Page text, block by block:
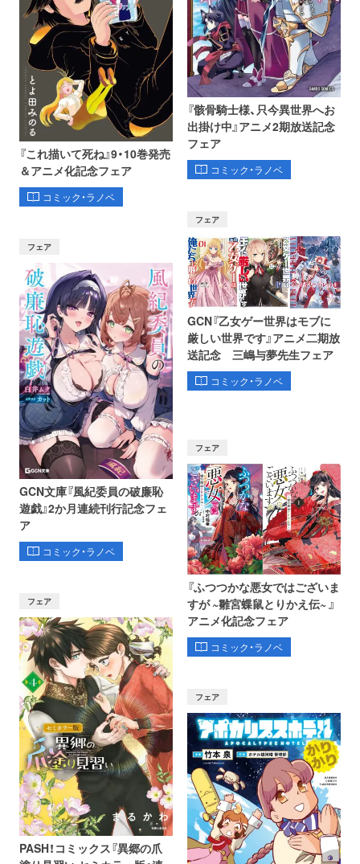
『これ描いて死ね』9・10巻発売
＆アニメ化記念フェア
コミック・ラノベ
『骸骨騎士様、只今異世界へお
出掛け中』アニメ2期放送記念
フェア
コミック・ラノベ
フェア
GCN文庫『風紀委員の破廉恥
遊戯』2か月連続刊行記念フェ
ア
コミック・ラノベ
フェア
GCN『乙女ゲー世界はモブに
厳しい世界です』アニメ二期放
送記念 三嶋与夢先生フェア
コミック・ラノベ
フェア
PASH！コミックス『異郷の爪
フェア
『ふつつかな悪女ではございま
すが ~雛宮蝶鼠とりかえ伝~ 』
アニメ化記念フェア
コミック・ラノベ
フェア